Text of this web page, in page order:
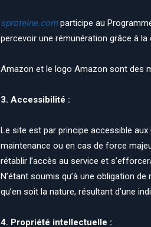
sproteine.com participe au
percevoir une rémunération grâce à
Amazon et le logo Amazon sont des
3. Accessibilité :
Le site est par principe accessible
maintenance ou en cas de force
rétablir l’accès au service et
N’étant soumis qu’à une obligation
qu’en soit la nature, résultant d’une
4. Propriété intellectuelle :